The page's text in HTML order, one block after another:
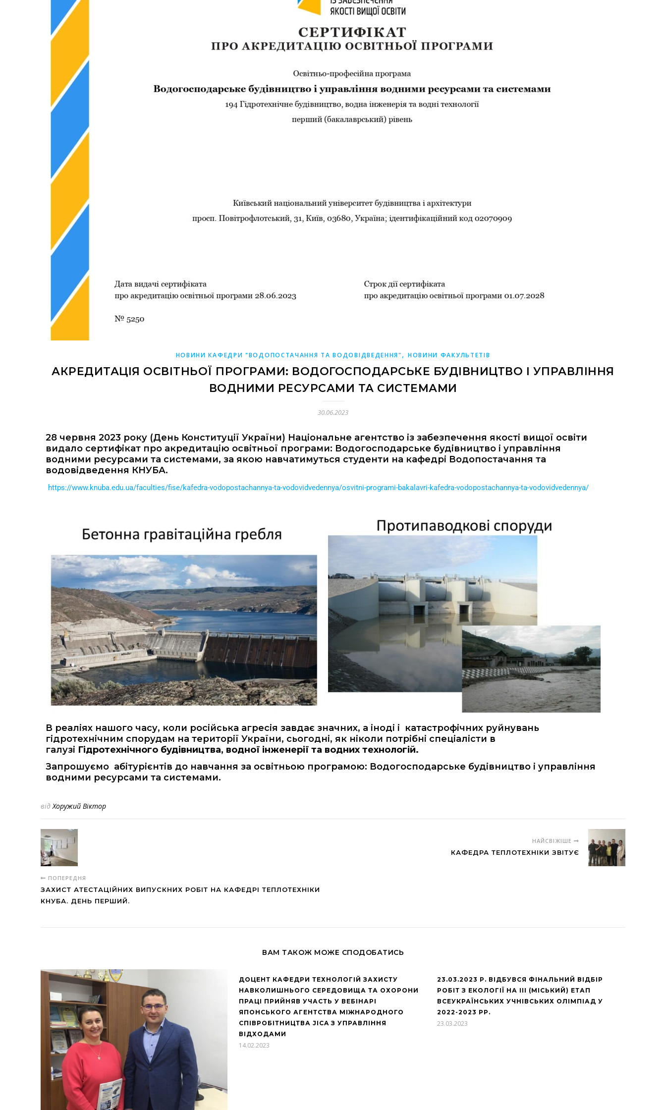
НОВИНИ КАФЕДРИ "ВОДОПОСТАЧАННЯ ТА ВОДОВІДВЕДЕННЯ", НОВИНИ ФАКУЛЬТЕТІВ
АКРЕДИТАЦІЯ ОСВІТНЬОЇ ПРОГРАМИ: ВОДОГОСПОДАРСЬКЕ БУДІВНИЦТВО І УПРАВЛІННЯ
ВОДНИМИ РЕСУРСАМИ ТА СИСТЕМАМИ
30.06.2023
28 червня 2023 року (День Конституції України) Національне агентство із забезпечення якості вищої освіти
видало сертифікат про акредитацію освітньої програми: Водогосподарське будівництво і управління
водними ресурсами та системами, за якою навчатимуться студенти на кафедрі Водопостачання та
водовідведення КНУБА.
https://www.knuba.edu.ua/faculties/fise/kafedra-vodopostachannya-ta-vodovidvedennya/osvitni-programi-bakalavri-kafedra-vodopostachannya-ta-vodovidvedennya/
В реаліях нашого часу, коли російська агресія завдає значних, а іноді і катастрофічних руйнувань
гідротехнічним спорудам на території України, сьогодні, як ніколи потрібні спеціалісти в
галузі Гідротехнічного будівництва, водної інженерії та водних технологій.
Запрошуємо абітурієнтів до навчання за освітньою програмою: Водогосподарське будівництво і управління
водними ресурсами та системами.
відХоружий Віктор
ПОПЕРЕДНЯ
ЗАХИСТ АТЕСТАЦІЙНИХ ВИПУСКНИХ РОБІТ НА КАФЕДРІ ТЕПЛОТЕХНІКИ
КНУБА. ДЕНЬ ПЕРШИЙ.
НАЙСВІЖІШЕ
КАФЕДРА ТЕПЛОТЕХНІКИ ЗВІТУЄ
ВАМ ТАКОЖ МОЖЕ СПОДОБАТИСЬ
ДОЦЕНТ КАФЕДРИ ТЕХНОЛОГІЙ ЗАХИСТУ
НАВКОЛИШНЬОГО СЕРЕДОВИЩА ТА ОХОРОНИ
ПРАЦІ ПРИЙНЯВ УЧАСТЬ У ВЕБІНАРІ
ЯПОНСЬКОГО АГЕНТСТВА МІЖНАРОДНОГО
СПІВРОБІТНИЦТВА JICA З УПРАВЛІННЯ
ВІДХОДАМИ
14.02.2023
23.03.2023 Р. ВІДБУВСЯ ФІНАЛЬНИЙ ВІДБІР
РОБІТ З ЕКОЛОГІЇ НА III (МІСЬКИЙ) ЕТАП
ВСЕУКРАЇНСЬКИХ УЧНІВСЬКИХ ОЛІМПІАД У
2022-2023 РР.
23.03.2023